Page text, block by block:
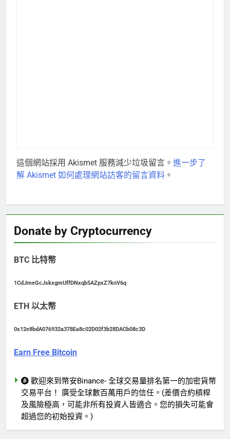
這個網站採用 Akismet 服務減少垃圾留言。 進一步了
解 Akismet 如何處理網站訪客的留言資料 。
Donate by Cryptocurrency
BTC 比特幣
1CdJmeGcJskxgmUffDNxqb5AZpxZ7knV6q
ETH 以太幣
0x12e8bdA076932a378Ea8c02D02f3b28DACb08c3D
Earn Free Bitcoin
歡迎來到幣安Binance- 全球交易量排名第一的加密貨幣
交易平台！ 廣受全球數百萬用戶的信任。(差價合約槓桿
及風險極高，可能非所有投資人皆適合。您的損失可能會
超過您的初始投資。)